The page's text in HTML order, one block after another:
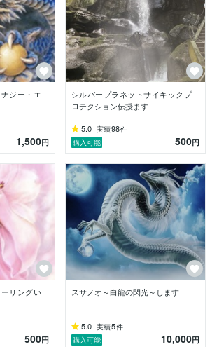
ジー・エ
1,500円
シルバープラネットサイキックプ
ロテクション伝授ます
5.0 実績98件
購入可能
500円
リングい
500円
スサノオ～白龍の閃光～します
5.0 実績5件
購入可能
10,000円